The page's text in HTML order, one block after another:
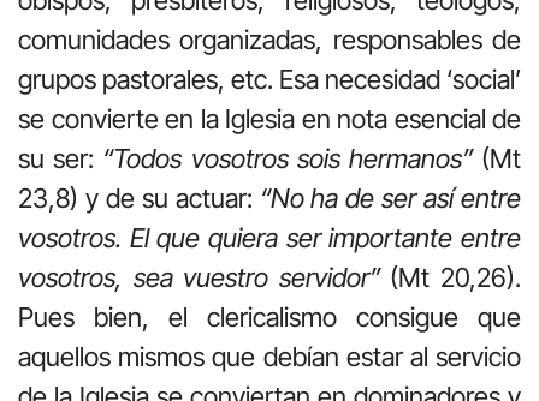
comunidades organizadas, responsables de
grupos pastorales, etc. Esa necesidad ‘social’
se convierte en la Iglesia en nota esencial de
su ser: “Todos vosotros sois hermanos”(Mt
23,8) y de su actuar: “No ha de ser así entre
vosotros. El que quiera ser importante entre
vosotros, sea vuestro servidor”(Mt 20,26).
Pues bien, el clericalismo consigue que
aquellos mismos que debían estar al servicio